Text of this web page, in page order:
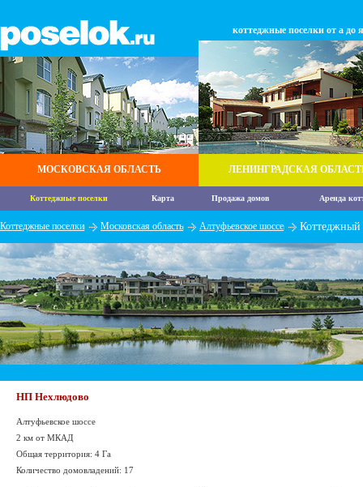
МОСКОВСКАЯ ОБЛАСТЬ
коттеджные поселки от а до я
ЛЕНИНГРАДСКАЯ
Коттеджные поселки Карта Продажа домов Аренда
Коттеджные поселки Московская область Алтуфьевское шоссе
НП Нехлюдово
Алтуфьевское шоссе
2 км от МКАД
Общая территория: 4 Га
Количество домовладений: 17